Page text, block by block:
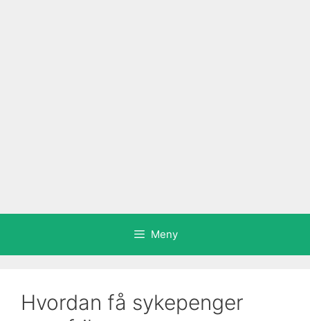
Meny
Hvordan få sykepenger